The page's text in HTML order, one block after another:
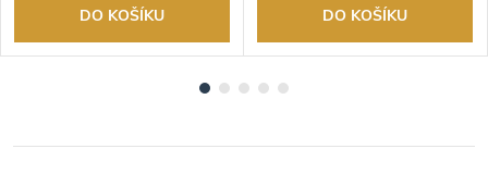
DO KOŠÍKU DO KOŠÍKU